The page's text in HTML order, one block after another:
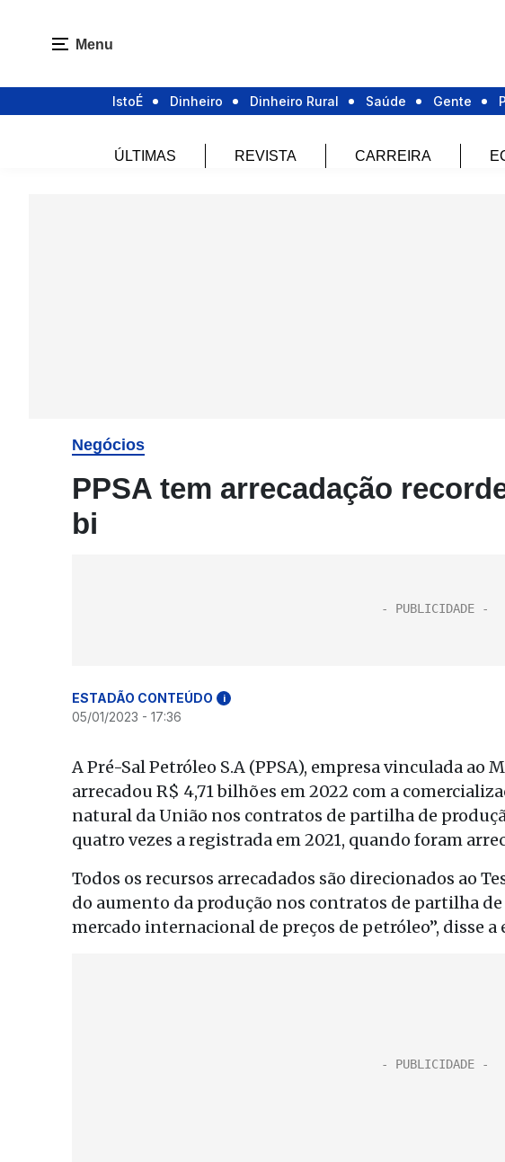
Menu
IstoÉ Dinheiro Dinheiro Rural Saúde Gente
ÚLTIMAS REVISTA CARREIRA
Negócios
PPSA tem arrecadação
bi
ESTADÃO CONTEÚDO i
05/01/2023 - 17:36
A Pré-Sal Petróleo S.A (PPSA), empresa vinculada ao
arrecadou R$ 4,71 bilhões em 2022 com a
natural da União nos contratos de partilha de
quatro vezes a registrada em 2021, quando foram
Todos os recursos arrecadados são direcionados ao
do aumento da produção nos contratos de partilha
mercado internacional de preços de petróleo”, disse a